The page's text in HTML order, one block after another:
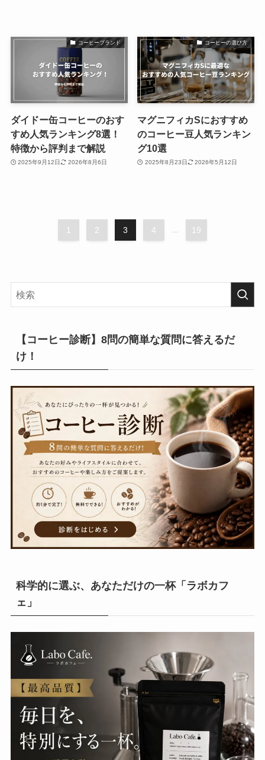
コーヒーブランド
ダイドー缶コーヒーのおす
すめ人気ランキング8選！
特徴から評判まで解説
2025年9月12日 2026年8月6日
コーヒーの選び方
マグニフィカSにおすすめ
のコーヒー豆人気ランキン
グ10選
2025年8月23日 2026年5月12日
1 2 3 4 19
【コーヒー診断】8問の簡単な質問に答えるだ
け！
科学的に選ぶ、あなただけの一杯「ラボカフ
ェ」